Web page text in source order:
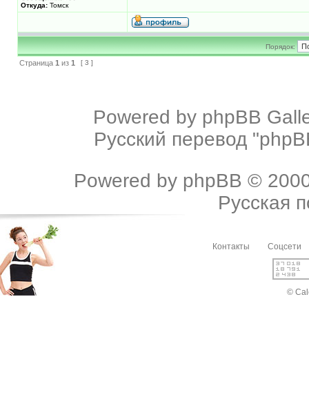
Откуда: Томск
Порядок:
Страница 1 из 1 [ 3 ]
Powered by phpBB
Русский перевод
Powered by phpBB ©
Русская
Контакты Соцсети
©